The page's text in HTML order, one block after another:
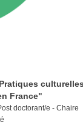
France"
doctorant/e - Chaire